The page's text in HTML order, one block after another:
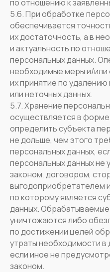
по отношению к
5.6. При обработке
обеспечивается
их достаточность, а в
и актуальность по
персональных данных.
необходимые меры и/или
их принятие по
или неточных данных.
5.7. Хранение
осуществляется в
определить субъекта
не дольше, чем этого
персональных данных,
персональных данных
законом, договором,
выгодоприобретателем
по которому является
данных.
уничтожаются либо
по достижении целей
утраты необходимости в
если иное не
законом.